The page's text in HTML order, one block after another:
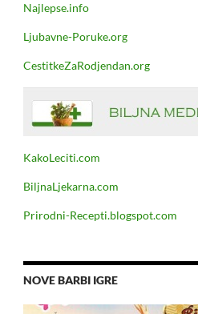
Najlepse.info
Ljubavne-Poruke.org
CestitkeZaRodjendan.org
KakoLeciti.com
BiljnaLjekarna.com
Prirodni-Recepti.blogspot.com
NOVE BARBI IGRE